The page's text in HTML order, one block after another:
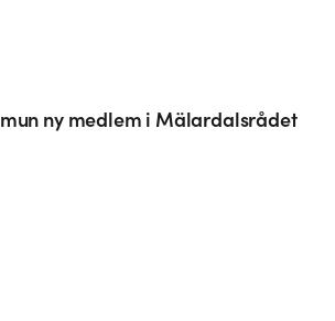
ny medlem i Mälardalsrådet